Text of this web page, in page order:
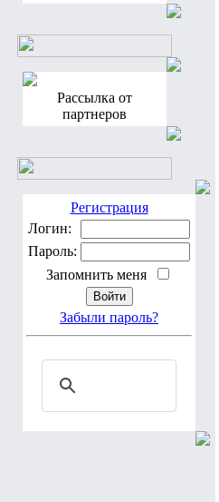
Рассылка от
партнеров
Регистрация
Логин:
Пароль:
Запомнить меня
Забыли пароль?